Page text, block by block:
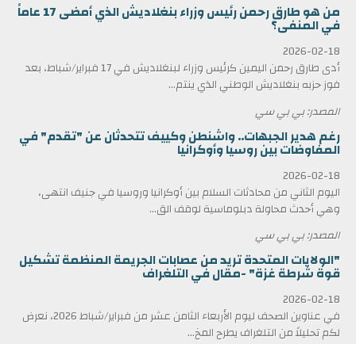
من هو طارق رحمن رئيس وزراء بنغلاديش الذي أمضى 17 عاماً
في المنفى؟
2026-02-18
أدى طارق رحمن اليمين كرئيس وزراء لبنغلاديش في 17 فبراير/شباط، بعد
فوز حزبه بنغلاديش الوطني الذي ينتم...
المصدر: بي بي سي
رغم هدير الجبهات.. واشنطن وكييف تتحدثان عن "تقدم" في
المفاوضات بين روسيا وأوكرانيا
2026-02-18
اليوم الثاني من محادثات السلام بين أوكرانيا وروسيا في جنيف انتهى،
وهي أحدث محاولة دبلوماسية لوقف الق...
المصدر: بي بي سي
"الولايات المتحدة تريد من عصابات الجريمة المنظمة تشكيل
قوة شرطة غزة" -مقال في التلغراف
2026-02-18
في عناوين الصحف ليوم الأربعاء الثامن عشر من فبراير/شباط 2026، نعرض
لكم تحليلاً من التلغراف يطرح المخ...